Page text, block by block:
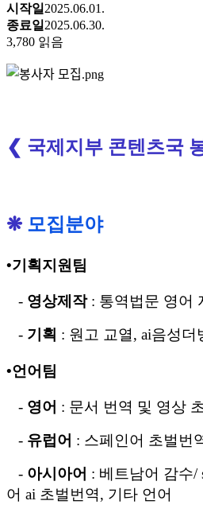
시작일 2025.06.01.
종료일 2025.06.30.
3,780 읽음
❮ 국제지부 콘텐츠국
❋ 모집분야
•기획지원팀
- 영상제작: 통역법문 영어
- 기획 : 원고 교열, ai음성더
•언어팀
- 영어 : 문서 번역 및 영상
- 유럽어 : 스페인어 초벌번
- 아시아어 : 베트남어 감수/
어 ai 초벌번역, 기타 언 어